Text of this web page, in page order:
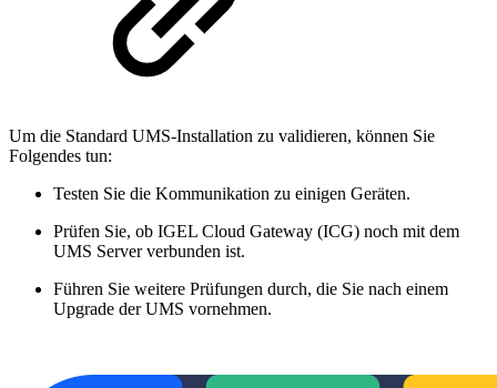
Um die Standard UMS-Installation zu validieren, können Sie
Folgendes tun:
Testen Sie die Kommunikation zu einigen Geräten.
Prüfen Sie, ob IGEL Cloud Gateway (ICG) noch mit dem
UMS Server verbunden ist.
Führen Sie weitere Prüfungen durch, die Sie nach einem
Upgrade der UMS vornehmen.